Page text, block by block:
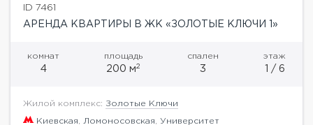
ID 7461
АРЕНДА КВАРТИРЫ В ЖК «ЗОЛОТЫЕ КЛЮЧИ 1»
комнат
4
площадь
200 м2
спален
3
этаж
1 / 6
Жилой комплекс: Золотые Ключи
Киевская Ломоносовская Университет